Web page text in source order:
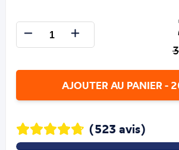
AJOUTER AU PANIER -
(523 avis)